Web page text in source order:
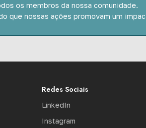
os membros da nossa comunidade.
que nossas ações promovam um
Redes Sociais
LinkedIn
Instagram